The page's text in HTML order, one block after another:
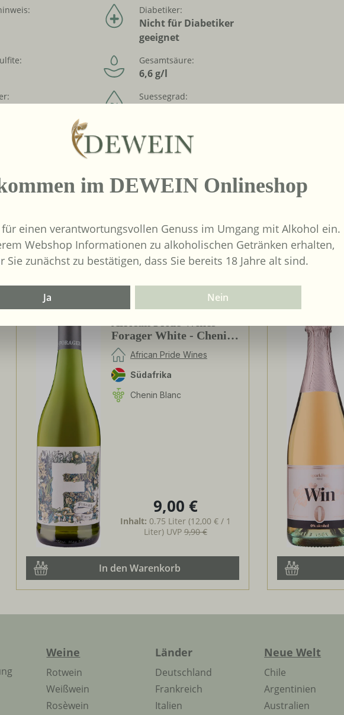
Diabetiker:
Nicht für Diabetiker
geeignet
Gesamtsäure:
6,6 g/l
Suessegrad:
Ja
Weinkontor Freund
GmbH, D- 33829
2024
Forager White - Chenin
Blanc / Grenache Blanc
African Pride Wines
Südafrika
Chenin Blanc
Regulärer Preis:
9,00 €
Inhalt: 0.75 Liter (12,00 € / 1
Liter) UVP9,90 €
In den Warenkorb
0%
Weine
Rotwein
Weißwein
Rosèwein
Länder
Deutschland
Frankreich
Italien
Neue Welt
Chile
Argentinien
Australien
im DEWEIN Onlineshop
einen verantwortungsvollen Genuss im Umgang mit Alkohol ein.
Webshop Informationen zu alkoholischen Getränken erhalten,
Sie zunächst zu bestätigen, dass Sie bereits 18 Jahre alt sind.
Ja Nein